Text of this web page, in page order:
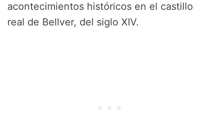
acontecimientos históricos en el castillo
real de Bellver, del siglo XIV.